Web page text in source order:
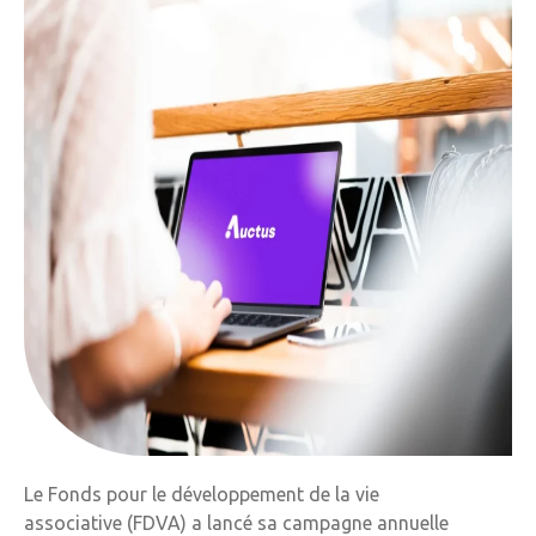
Le Fonds pour le développement de la vie
associative (FDVA) a lancé sa campagne annuelle